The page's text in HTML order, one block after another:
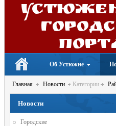
Об Устюжне
Главная Новости Категории
Новости
Городские